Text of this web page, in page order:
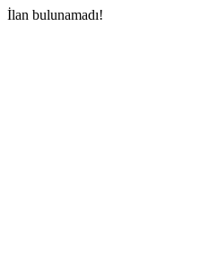
İlan bulunamadı!